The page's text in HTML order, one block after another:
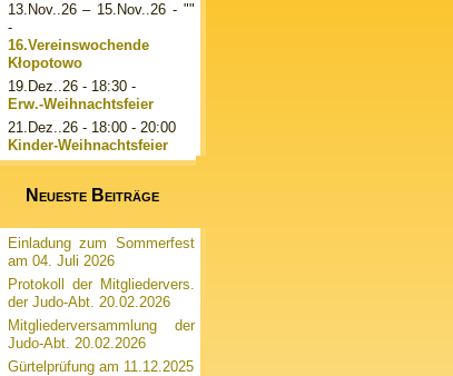
13.Nov..26 – 15.Nov..26 - ""
-
16.Vereinswochende
Kłopotowo
19.Dez..26- 18:30 -
Erw.-Weihnachtsfeier
21.Dez..26- 18:00 - 20:00
Kinder-Weihnachtsfeier
Neueste Beiträge
Einladung zum Sommerfest
am 04. Juli 2026
Protokoll der Mitgliedervers.
der Judo-Abt. 20.02.2026
Mitgliederversammlung der
Judo-Abt. 20.02.2026
Gürtelprüfung am 11.12.2025